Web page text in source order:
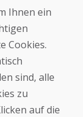
Ihnen ein
Cookies.
sind, alle
zu
auf die